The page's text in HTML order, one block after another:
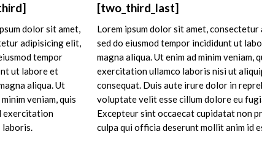
dolor sit amet,
adipisicing elit,
tempor
ut labore et
aliqua. Ut
veniam, quis
exercitation
laboris.
[two_third_last]
Lorem ipsum dolor sit amet,
sed do eiusmod tempor incididunt ut
magna aliqua. Ut enim ad minim veniam,
exercitation ullamco laboris nisi ut
consequat. Duis aute irure dolor in
voluptate velit esse cillum dolore eu
Excepteur sint occaecat cupidatat non
culpa qui officia deserunt mollit anim id